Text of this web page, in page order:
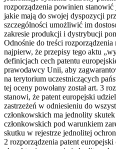
rozporządzenia powinien
jakie mają do swojej dyspozycji
szczególności umożliwić im
zakresie produkcji i dystrybucji
Odnośnie do treści
najpierw, że przepisy tego aktu
definicjach cech patentu
prawodawcy Unii, aby
na terytorium uczestniczących
tej oceny powołany został art. 3
stanowi, że patent europejski
zastrzeżeń w odniesieniu do
członkowskich ma jednolity
członkowskich pod warunkiem
skutku w rejestrze jednolitej
2 rozporządzenia patent